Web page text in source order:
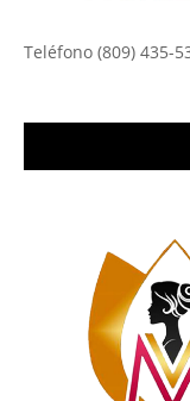
Teléfono (809) 435-